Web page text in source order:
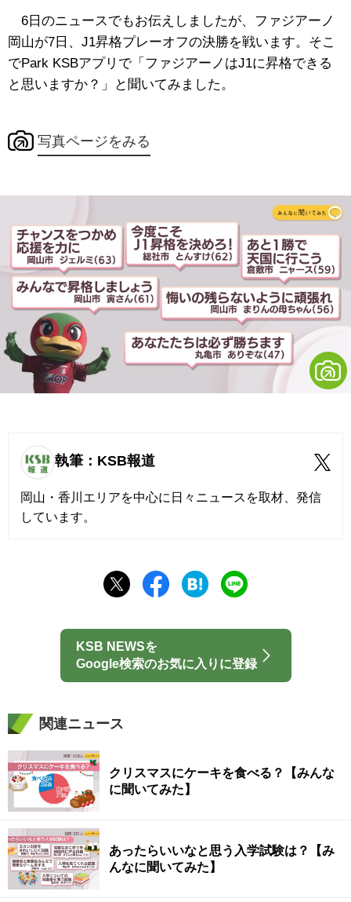
6日のニュースでもお伝えしましたが、ファジアーノ
岡山が7日、J1昇格プレーオフの決勝を戦います。そこ
でPark KSBアプリで「ファジアーノはJ1に昇格できる
と思いますか？」と聞いてみました。
写真ページをみる
執筆：KSB報道
岡山・香川エリアを中心に日々ニュースを取材、発信
しています。
KSB NEWSを
Google検索のお気に入りに登録
関連ニュース
クリスマスにケーキを食べる？【みんな
に聞いてみた】
あったらいいなと思う入学試験は？【み
んなに聞いてみた】